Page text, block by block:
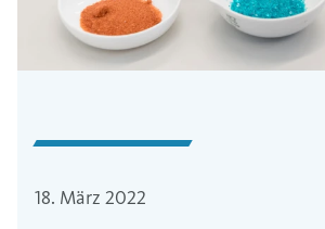
18. März 2022